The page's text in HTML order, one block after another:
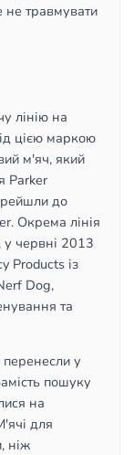
не травмувати
лінію на
цією маркою
м'яч, який
Parker
до
Окрема лінія
у червні 2013
Products із
Dog,
та
у
пошуку
на
для
ніж